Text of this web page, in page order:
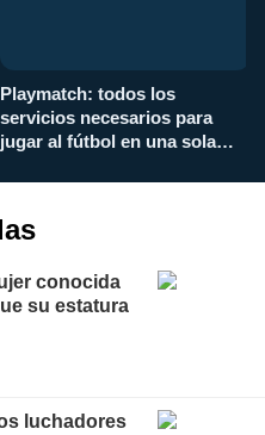
Playmatch: todos los
servicios necesarios para
jugar al fútbol en una sola
conocida
su estatura
luchadores